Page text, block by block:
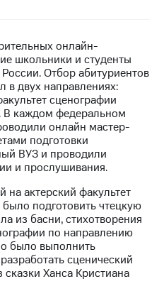
онлайн-
школьники и студенты
Отбор абитуриентов
в двух направлениях:
сценографии
В каждом федеральном
онлайн мастер-
подготовки
ВУЗ и проводили
и прослушивания.
актерский факультет
подготовить чтецкую
из басни, стихотворения
по направлению
было выполнить
сценический
Ханса Кристиана